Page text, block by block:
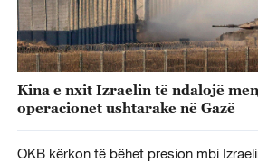
Kina e nxit Izraelin të ndalojë
operacionet ushtarake në Gazë
OKB kërkon të bëhet presion mbi